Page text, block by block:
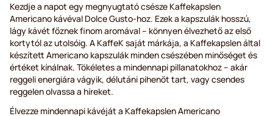
Kezdje a napot egy megnyugtató csésze Kaffekapslen
Americano kávéval Dolce Gusto-hoz. Ezek a kapszulák hosszú,
lágy kávét főznek finom aromával – könnyen élvezhető az első
kortytól az utolsóig. A KaffeK saját márkája, a Kaffekapslen által
készített Americano kapszulák minden csészében minőséget és
értéket kínálnak. Tökéletes a mindennapi pillanatokhoz – akár
reggeli energiára vágyik, délutáni pihenőt tart, vagy csendes
reggelen olvassa a híreket.
Élvezze mindennapi kávéját a Kaffekapslen Americano